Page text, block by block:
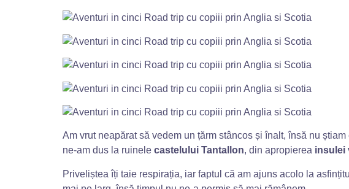
Am vrut neapărat să vedem un țărm stâncos și înalt, însă nu
ne-am dus la ruinele castelului Tantallon, din apropierea insulei
Priveliștea îți taie respirația, iar faptul că am ajuns acolo la